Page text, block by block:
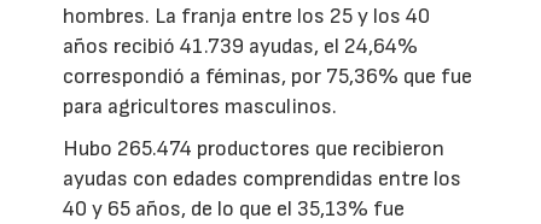
hombres. La franja entre los 25 y los 40
años recibió 41.739 ayudas, el 24,64%
correspondió a féminas, por 75,36% que fue
para agricultores masculinos.
Hubo 265.474 productores que recibieron
ayudas con edades comprendidas entre los
40 y 65 años, de lo que el 35,13% fue